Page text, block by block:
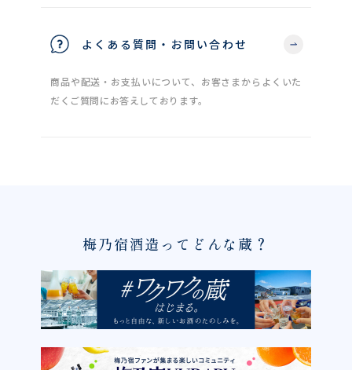
よくある質問・お問い合わせ
商品や配送・お支払いについて、お客さまからよくいた
だくご質問にお答えしております。
梅乃宿酒造ってどんな蔵？